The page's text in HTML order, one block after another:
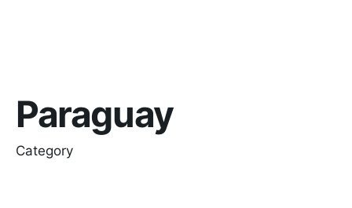
Paraguay
Category